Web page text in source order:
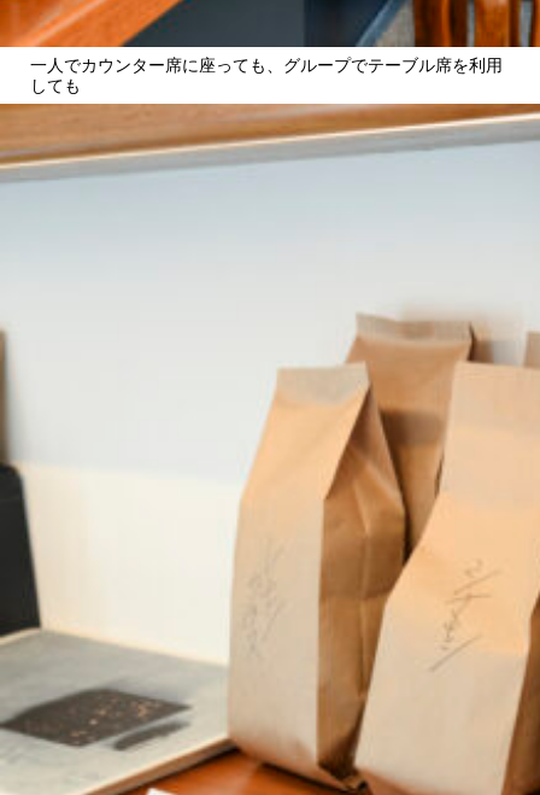
一人でカウンター席に座っても、グループでテーブル席を利用
しても